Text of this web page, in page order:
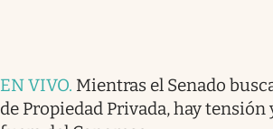
EN VIVO. Mientras el Senado
de Propiedad Privada, hay